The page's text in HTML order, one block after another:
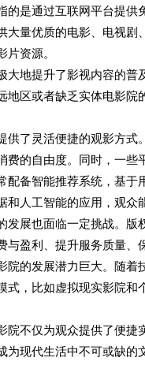
的是通过互联网平台提
大量优质的电影、电视
片资源。
大地提升了影视内容的
地区或者缺乏实体电影
供了灵活便捷的观影方
费的自由度。同时，一
配备智能推荐系统，基
和人工智能的应用，观众
发展也面临一定挑战。
与盈利、提升服务质量
院的发展潜力巨大。随
式，比如虚拟现实影院
院不仅为观众提供了便
为现代生活中不可或缺